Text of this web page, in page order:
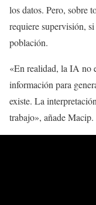
los datos. Pero, sobre
requiere supervisión,
población.
«En realidad, la IA no
información para
existe. La
trabajo», añade Macip.